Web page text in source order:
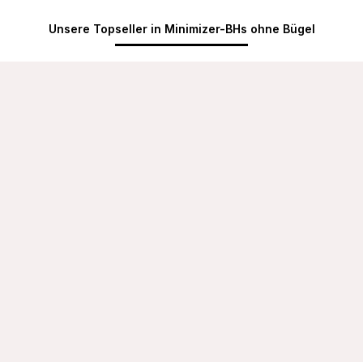
Unsere Topseller in Minimizer-BHs ohne Bügel